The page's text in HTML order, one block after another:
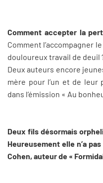
Comment accepter la
Comment l’accompagner
douloureux travail de deuil
Deux auteurs encore
mère pour l’un et de leur
dans l’émission « Au
Deux fils désormais
Heureusement elle n’a
Cohen, auteur de «